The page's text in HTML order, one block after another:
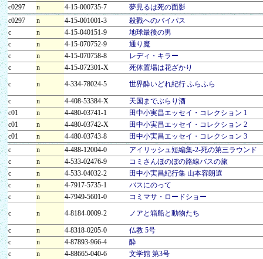
c0297
n 4-15-000735-7
夢見るは死の面影
c0297
n 4-15-001001-3
殺戮へのバイパス
c
n 4-15-040151-9
地球最後の男
c
n 4-15-070752-9
通り魔
c
n 4-15-070758-8
レディ・キラー
c
n 4-15-072301-X
死体置場は花ざかり
c
n 4-334-78024-5 世界酔いどれ紀行 ふらふら
c n 4-408-53384-X
天国までぶらり酒
c01
n 4-480-03741-1
田中小実昌エッセイ・コレクション 1
c01
n 4-480-03742-X
田中小実昌エッセイ・コレクション 2
c01
n 4-480-03743-8
田中小実昌エッセイ・コレクション 3
c
n 4-488-12004-0
アイリッシュ短編集-2-死の第三ラウンド
c
n 4-533-02476-9
コミさんほのぼの路線バスの旅
c
n 4-533-04032-2
田中小実昌紀行集 山本容朗選
c
n 4-7917-5735-1
バスにのって
c
n 4-7949-5601-0
コミマサ・ロードショー
c
n 4-8184-0009-2 ノアと箱船と動物たち
c n 4-8318-0205-0
仏教 5号
c
n 4-87893-966-4
酔
c
n 4-88665-040-6
文学館 第3号